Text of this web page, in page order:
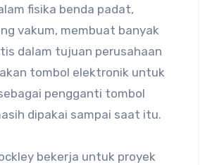
fisika benda padat,
vakum, membuat banyak
dalam tujuan perusahaan
tombol elektronik untuk
pengganti tombol
dipakai sampai saat itu.
bekerja untuk proyek